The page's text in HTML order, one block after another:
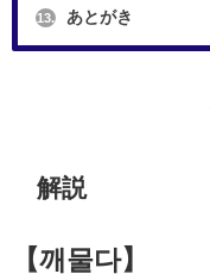
13. あとがき
解説
【깨물다】